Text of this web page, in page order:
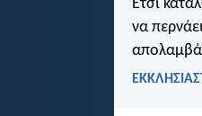
Έτσι
να